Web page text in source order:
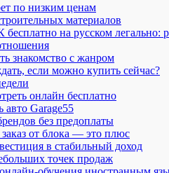
по низким ценам
материалов
бесплатно на русском легально:
знакомство с жанром
если можно купить сейчас?
онлайн бесплатно
авто Garage55
без предоплаты
от блока — это плюс
в стабильный доход
точек продаж